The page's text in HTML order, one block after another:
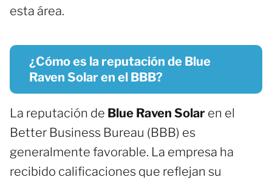
esta área.
¿Cómo es la reputación de Blue
Raven Solar en el BBB?
La reputación de Blue Raven Solar en el
Better Business Bureau (BBB) es
generalmente favorable. La empresa ha
recibido calificaciones que reflejan su